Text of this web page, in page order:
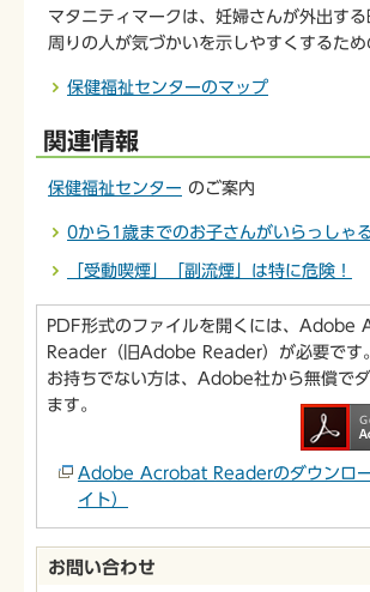
マタニティマークは、妊婦さんが外出する
周りの人が気づかいを示しやすくするため
保健福祉センターのマップ
関連情報
保健福祉センター のご案内
0から1歳までのお子さんがいらっしゃ
「受動喫煙」「副流煙」は特に危険！
PDF形式のファイルを開くには、Adobe
Reader（旧Adobe Reader）が必要です。
お持ちでない方は、Adobe社から無償で
ます。
Adobe Acrobat Readerのダウンロ
イト）
お問い合わせ